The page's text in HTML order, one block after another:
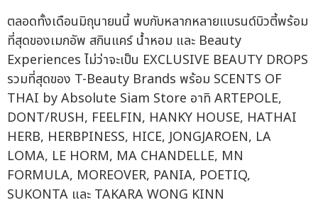
ตลอดทั้งเดือนมิถุนายนนี้ พบกับหลากหลายแบรนด์บิวตี้พร้อม
ที่สุดของเมกอัพ สกินแคร์ น้ำหอม และ Beauty
Experiences ไม่ว่าจะเป็น EXCLUSIVE BEAUTY DROPS
รวมที่สุดของ T-Beauty Brands พร้อม SCENTS OF
THAI by Absolute Siam Store อาทิ ARTEPOLE,
DONT/RUSH, FEELFIN, HANKY HOUSE, HATHAI
HERB, HERBPINESS, HICE, JONGJAROEN, LA
LOMA, LE HORM, MA CHANDELLE, MN
FORMULA, MOREOVER, PANIA, POETIQ,
SUKONTA และ TAKARA WONG KINN